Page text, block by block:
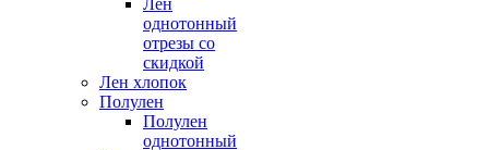
Лен
однотонный
отрезы со
скидкой
Лен хлопок
Полулен
Полулен
однотонный